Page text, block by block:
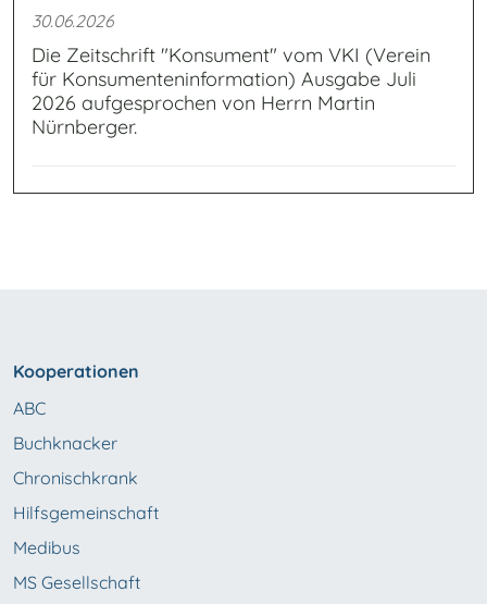
30.06.2026
Die Zeitschrift "Konsument" vom VKI (Verein
für Konsumenteninformation) Ausgabe Juli
2026 aufgesprochen von Herrn Martin
Nürnberger.
Kooperationen
ABC
Buchknacker
Chronischkrank
Hilfsgemeinschaft
Medibus
MS Gesellschaft